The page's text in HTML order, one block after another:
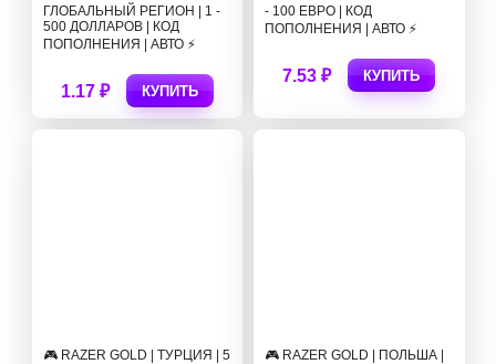
ГЛОБАЛЬНЫЙ РЕГИОН | 1 -
500 ДОЛЛАРОВ | КОД
ПОПОЛНЕНИЯ | АВТО ⚡
1.17 ₽ КУПИТЬ
- 100 ЕВРО | КОД
ПОПОЛНЕНИЯ | АВТО ⚡
7.53 ₽ КУПИТЬ
🎮 RAZER GOLD | ТУРЦИЯ | 5
🎮 RAZER GOLD | ПОЛЬША |